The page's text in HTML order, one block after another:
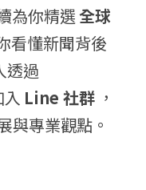
為你精選 全球
看懂新聞背後
透過
入 Line 社群 ，
與專業觀點。